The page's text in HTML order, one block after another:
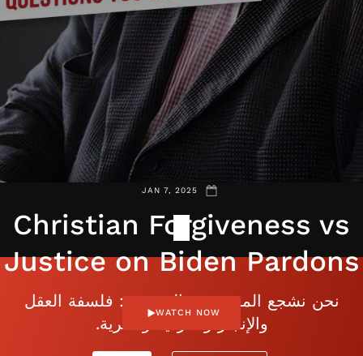
JAN 7, 2025
Christian Forgiveness vs
Justice on Biden Pardons
WATCH NOW
نحن نشجع الموضوعية المفتوحة: فلسفة العقل
والإنجاز والفردية والحرية.